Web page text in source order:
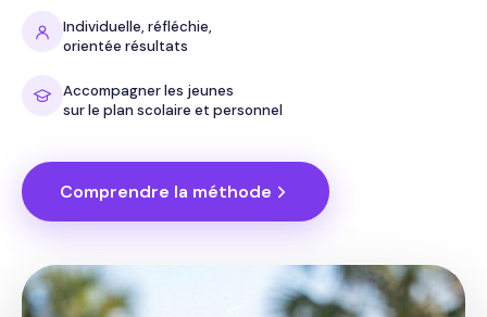
Individuelle, réfléchie,
orientée résultats
Accompagner les jeunes
sur le plan scolaire et personnel
Comprendre la méthode